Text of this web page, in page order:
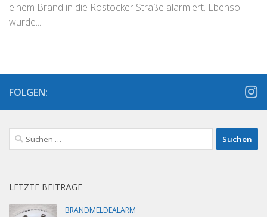
einem Brand in die Rostocker Straße alarmiert. Ebenso
wurde...
FOLGEN:
Suchen
nach:
LETZTE BEITRÄGE
BRANDMELDEALARM